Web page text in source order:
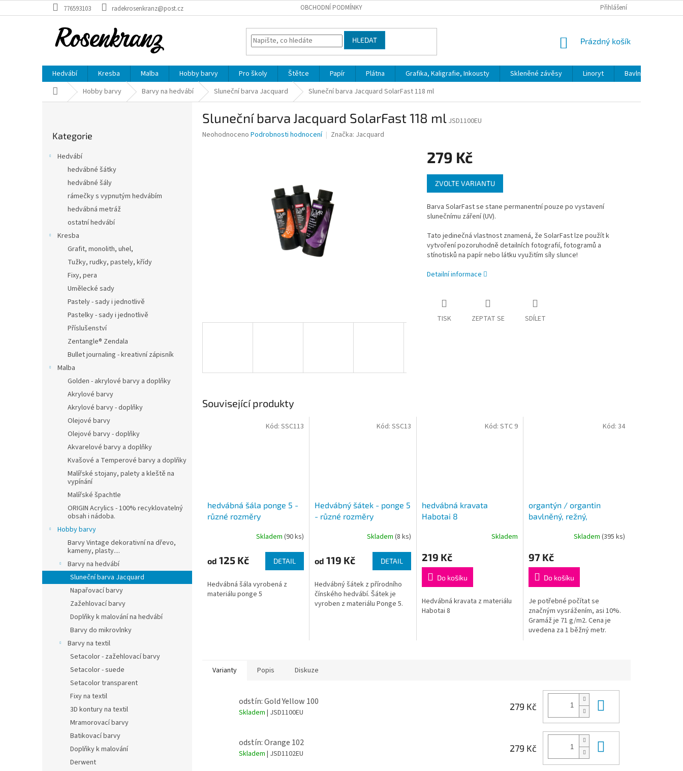
na
776593103 radekrosenkranz@post.cz OBCHODNÍ PODMÍNKY Přihlášení
HLEDAT
NÁKUPNÍ
Prázdný košík
Hedvábí Kresba Malba Hobby barvy Pro školy Štětce Papír Plátna Grafika, Kaligrafie, Inkousty Skleněné závěsy Linoryt Bavlna
Domů Hobby barvy Barvy na hedvábí Sluneční barva Jacquard Sluneční barva Jacquard SolarFast 118 ml
kategorie
Kategorie
Hedvábí
hedvábné šátky
hedvábné šály
rámečky s vypnutým hedvábím
hedvábná metráž
ostatní hedvábí
Kresba
Grafit, monolith, uhel,
Tužky, rudky, pastely, křídy
Fixy, pera
Umělecké sady
Pastely - sady i jednotlivě
Pastelky - sady i jednotlivě
Příslušenství
Zentangle® Zendala
Bullet journaling - kreativní zápisník
Malba
Golden - akrylové barvy a doplňky
Akrylové barvy
Akrylové barvy - doplňky
Olejové barvy
Olejové barvy - doplňky
Akvarelové barvy a doplňky
Kvašové a Temperové barvy a doplňky
Malířské stojany, palety a kleště na
vypínání
Malířské špachtle
ORIGIN Acrylics - 100% recyklovatelný
obsah i nádoba.
Hobby barvy
Barvy Vintage dekorativní na dřevo,
kameny, plasty....
Barvy na hedvábí
Sluneční barva Jacquard
Napařovací barvy
Zažehlovací barvy
Doplňky k malování na hedvábí
Barvy do mikrovlnky
Barvy na textil
Setacolor - zažehlovací barvy
Setacolor - suede
Setacolor transparent
Fixy na textil
3D kontury na textil
Mramorovací barvy
Batikovací barvy
Doplňky k malování
Derwent
Sluneční barva Jacquard SolarFast 118 ml JSD1100EU
Průměrné
Neohodnoceno Podrobnosti hodnocení Značka: Jacquard
279 Kč
Měrná
cena:
ZVOLTE VARIANTU
Barva SolarFast se stane permanentní pouze po vystavení
slunečnímu záření (UV).
Tato jedinečná vlastnost znamená, že SolarFast lze použít k
vytvoření pozoruhodně detailních fotografií, fotogramů a
stínotisků na papír nebo látku využitím síly slunce!
Detailní informace
TISK ZEPTAT SE SDÍLET
Související produkty
hedvábná šála ponge 5 -
různé rozměry
Skladem (90 ks)
od 125 Kč DETAIL
Hedvábná šála vyrobená z
materiálu ponge 5
Kód: SSC113
Hedvábný šátek - ponge 5
- různé rozměry
produktu
je
z
5
hvězdiček.
Skladem (8 ks)
od 119 Kč DETAIL
Hedvábný šátek z přírodního
čínského hedvábí. Šátek je
vyroben z materiálu Ponge 5.
Kód: SSC13
hedvábná kravata
Habotai 8
Skladem
219 Kč
Do košíku
Hedvábná kravata z materiálu
Habotai 8
Kód:STC 9
organtýn / organtin
bavlněný, režný,
Skladem (395 ks)
97 Kč
Do košíku
Je potřebné počítat se
značným vysrážením, asi 10%.
Gramáž je 71 g/m2. Cena je
uvedena za 1 běžný metr.
Kód: 34
Varianty Popis Diskuze
odstín: Gold Yellow 100
Skladem | JSD1100EU
279 Kč
odstín: Orange 102
Skladem | JSD1102EU
279 Kč